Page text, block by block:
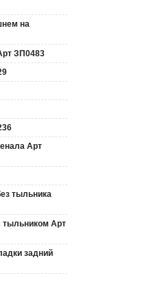
на
ЗП0483
Арт
тыльника
Арт
задний